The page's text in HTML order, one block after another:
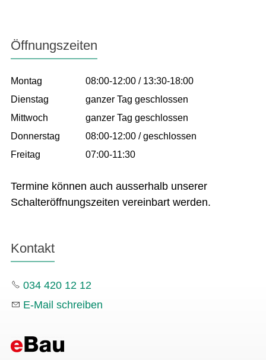
Öffnungszeiten
Montag
08:00-12:00 / 13:30-18:00
Dienstag
ganzer Tag geschlossen
Mittwoch
ganzer Tag geschlossen
Donnerstag
08:00-12:00 / geschlossen
Freitag
07:00-11:30
Termine können auch ausserhalb unserer
Schalteröffnungszeiten vereinbart werden.
Kontakt
034 420 12 12
E-Mail schreiben